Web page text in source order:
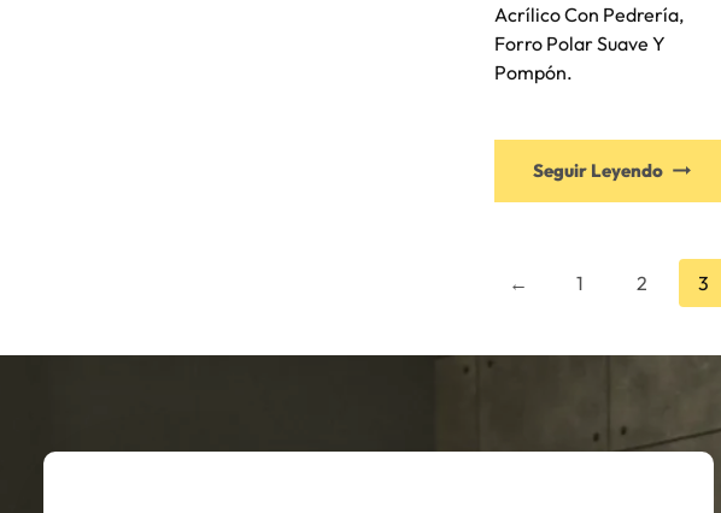
Acrílico Con Pedrería,
Forro Polar Suave Y
Pompón.
Seguir Leyendo
← 1 2 3